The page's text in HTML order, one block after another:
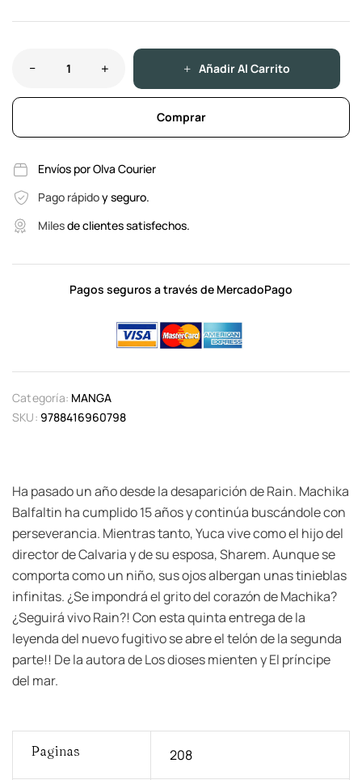
Añadir Al Carrito
Comprar
Envíos por Olva Courier
Pago rápidoy seguro.
Milesde clientes satisfechos.
Pagos seguros a través de MercadoPago
Categoría: MANGA
SKU: 9788416960798
Ha pasado un año desde la desaparición de Rain. Machika
Balfaltin ha cumplido 15 años y continúa buscándole con
perseverancia. Mientras tanto, Yuca vive como el hijo del
director de Calvaria y de su esposa, Sharem. Aunque se
comporta como un niño, sus ojos albergan unas tinieblas
infinitas. ¿Se impondrá el grito del corazón de Machika?
¿Seguirá vivo Rain?! Con esta quinta entrega de la
leyenda del nuevo fugitivo se abre el telón de la segunda
parte!! De la autora de Los dioses mienten y El príncipe
del mar.
Paginas 208